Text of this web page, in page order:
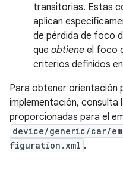
transitorias. Estas
aplican
de pérdida de foco
que obtiene el foco
criterios definidos
Para obtener orientación
implementación, consulta
proporcionadas para el
device/generic/car/
figuration.xml .